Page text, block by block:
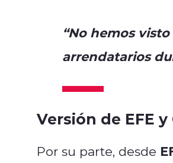
“No hemos
arrendatarios
Versión de EFE
Por su parte, desde